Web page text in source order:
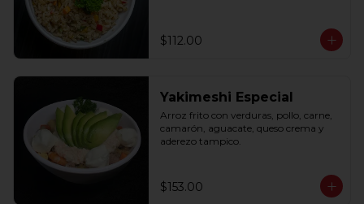
$112.00
Yakimeshi Especial
Arroz frito con verduras, pollo, carne,
camarón, aguacate, queso crema y
aderezo tampico.
$153.00